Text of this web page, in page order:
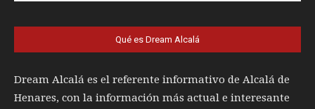
Qué es Dream Alcalá
Dream Alcalá es el referente informativo de Alcalá de
Henares, con la información más actual e interesante